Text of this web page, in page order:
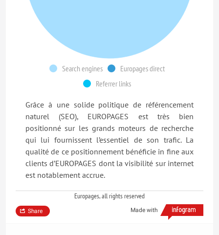
Search engines
Europages direct
Referrer links
Grâce à une solide politique de référencement
naturel (SEO), EUROPAGES est très bien
positionné sur les grands moteurs de recherche
qui lui fournissent l’essentiel de son trafic. La
qualité de ce positionnement bénéficie in fine aux
clients d’EUROPAGES dont la visibilité sur internet
est notablement accrue.
Europages, all rights reserved
Made with
Share